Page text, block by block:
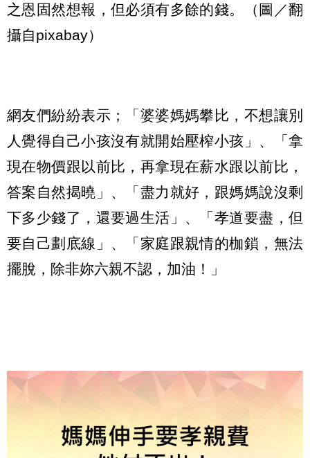
之恩固然想報，但必須有多餘的錢。（圖／翻
攝自pixabay）
網友們紛紛表示；「婆婆媽媽攀比，不想讓別
人覺得自己小孩沒有就開始壓榨小孩」、「拿
現在物價跟以前比，再拿現在薪水跟以前比，
答案自然揭曉」、「盡力就好，跟媽媽說沒剩
下多少錢了，還要過生活」、「孝道要盡，但
要自己劃底線」、「家庭跟親情的枷鎖，無法
擺脫，除非妳六親不認，加油！」